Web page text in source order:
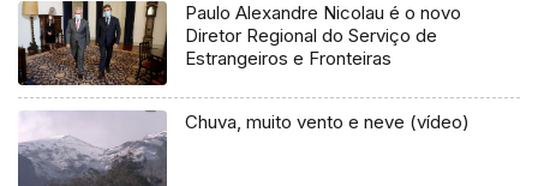
Paulo Alexandre Nicolau é o novo
Diretor Regional do Serviço de
Estrangeiros e Fronteiras
Chuva, muito vento e neve (vídeo)